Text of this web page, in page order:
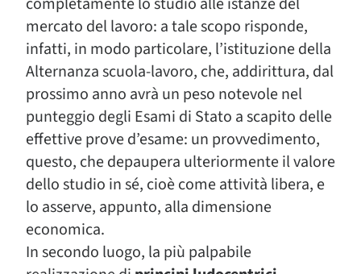
mercato del lavoro: a tale scopo risponde,
infatti, in modo particolare, l’istituzione della
Alternanza scuola-lavoro, che, addirittura, dal
prossimo anno avrà un peso notevole nel
punteggio degli Esami di Stato a scapito delle
effettive prove d’esame: un provvedimento,
questo, che depaupera ulteriormente il valore
dello studio in sé, cioè come attività libera, e
lo asserve, appunto, alla dimensione
economica.
In secondo luogo, la più palpabile